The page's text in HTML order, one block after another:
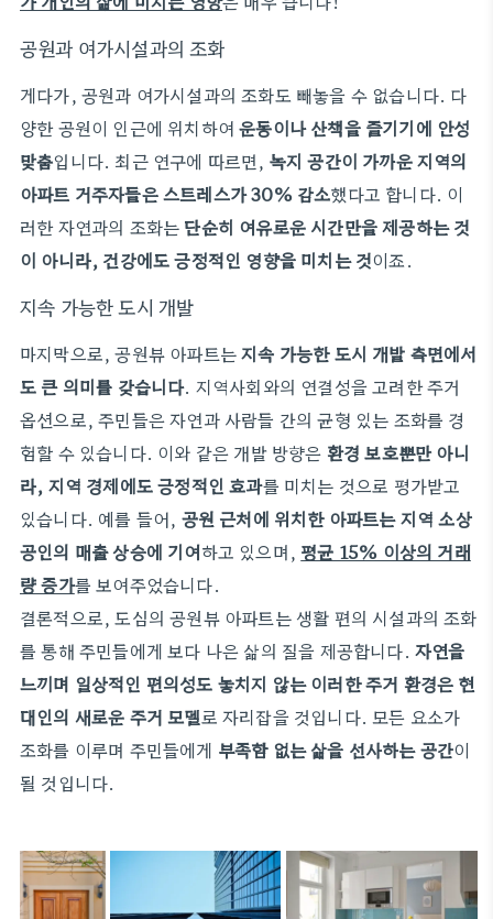
공원과 여가시설과의 조화
게다가, 공원과 여가시설과의 조화도 빼놓을 수 없습니다. 다
양한 공원이 인근에 위치하여운동이나 산책을 즐기기에 안성
맞춤입니다. 최근 연구에 따르면, 녹지 공간이 가까운 지역의
아파트 거주자들은 스트레스가 30% 감소했다고 합니다. 이
러한 자연과의 조화는 단순히 여유로운 시간만을 제공하는 것
이 아니라, 건강에도 긍정적인 영향을 미치는 것이죠.
지속 가능한 도시 개발
마지막으로, 공원뷰 아파트는지속 가능한 도시 개발 측면에서
도 큰 의미를 갖습니다. 지역사회와의 연결성을 고려한 주거
옵션으로, 주민들은 자연과 사람들 간의 균형 있는 조화를 경
험할 수 있습니다. 이와 같은 개발 방향은 환경 보호뿐만 아니
라, 지역 경제에도 긍정적인 효과를 미치는 것으로 평가받고
있습니다. 예를 들어, 공원 근처에 위치한 아파트는 지역 소상
공인의 매출 상승에 기여하고 있으며, 평균 15% 이상의 거래
량 증가를 보여주었습니다.
결론적으로, 도심의 공원뷰 아파트는 생활 편의 시설과의 조화
를 통해 주민들에게 보다 나은 삶의 질을 제공합니다. 자연을
느끼며 일상적인 편의성도 놓치지 않는 이러한 주거 환경은 현
대인의 새로운 주거 모델로 자리잡을 것입니다. 모든 요소가
조화를 이루며 주민들에게 부족함 없는 삶을 선사하는 공간이
될 것입니다.